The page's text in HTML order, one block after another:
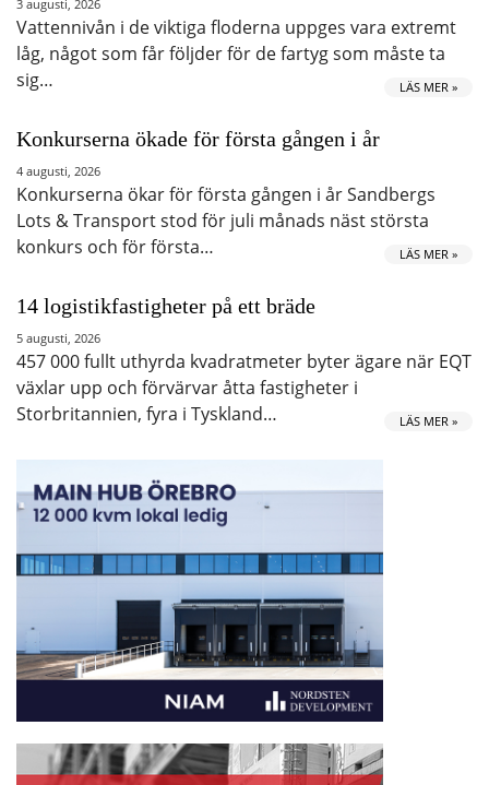
3 augusti, 2026
Vattennivån i de viktiga floderna uppges vara extremt
låg, något som får följder för de fartyg som måste ta
sig…
LÄS MER »
Konkurserna ökade för första gången i år
4 augusti, 2026
Konkurserna ökar för första gången i år Sandbergs
Lots & Transport stod för juli månads näst största
konkurs och för första…
LÄS MER »
14 logistikfastigheter på ett bräde
5 augusti, 2026
457 000 fullt uthyrda kvadratmeter byter ägare när EQT
växlar upp och förvärvar åtta fastigheter i
Storbritannien, fyra i Tyskland…
LÄS MER »